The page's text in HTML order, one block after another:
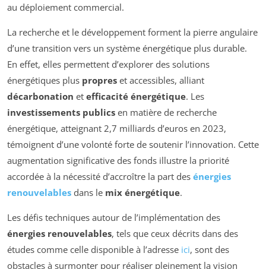
au déploiement commercial.
La recherche et le développement forment la pierre angulaire
d’une transition vers un système énergétique plus durable.
En effet, elles permettent d’explorer des solutions
énergétiques plus propres et accessibles, alliant
décarbonation et efficacité énergétique. Les
investissements publics en matière de recherche
énergétique, atteignant 2,7 milliards d’euros en 2023,
témoignent d’une volonté forte de soutenir l’innovation. Cette
augmentation significative des fonds illustre la priorité
accordée à la nécessité d’accroître la part des énergies
renouvelables dans le mix énergétique.
Les défis techniques autour de l’implémentation des
énergies renouvelables, tels que ceux décrits dans des
études comme celle disponible à l’adresse ici, sont des
obstacles à surmonter pour réaliser pleinement la vision